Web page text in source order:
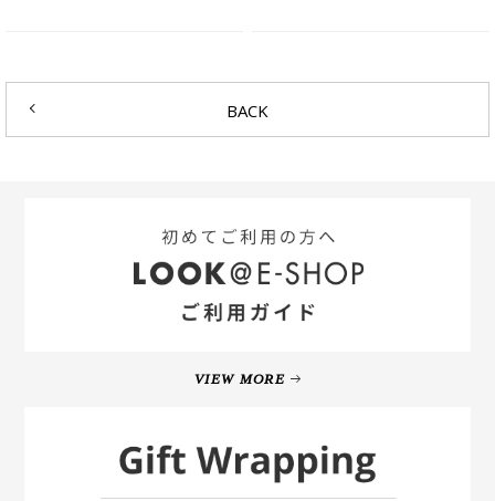
BACK
VIEW MORE